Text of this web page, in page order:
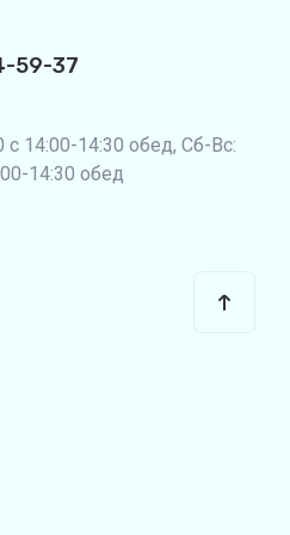
59-37
с 14:00-14:30 обед, Сб-Вс:
14:30 обед